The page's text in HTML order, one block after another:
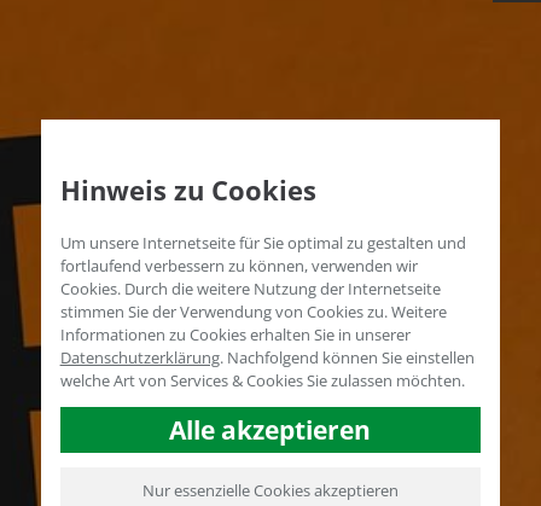
Hinweis zu Cookies
Um unsere Internetseite für Sie optimal zu gestalten und
fortlaufend verbessern zu können, verwenden wir
Cookies. Durch die weitere Nutzung der Internetseite
stimmen Sie der Verwendung von Cookies zu. Weitere
Informationen zu Cookies erhalten Sie in unserer
Datenschutzerklärung. Nachfolgend können Sie einstellen
welche Art von Services & Cookies Sie zulassen möchten.
Alle akzeptieren
Nur essenzielle Cookies akzeptieren